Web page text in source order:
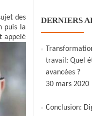
des
puis la
appelé
DERNIERS
travail: Quel
avancées ?
30 mars 2020
Conclusion: